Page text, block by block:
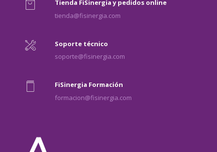
Tienda FiSinergia y pedidos online
tienda@fisinergia.com
Soporte técnico
soporte@fisinergia.com
FiSinergia Formación
formacion@fisinergia.com